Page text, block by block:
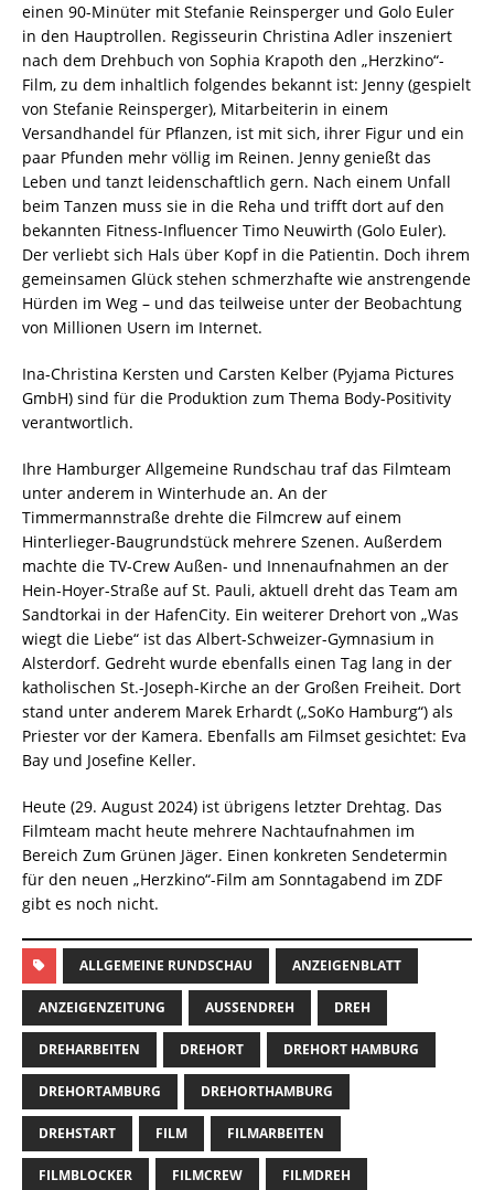
einen 90-Minüter mit Stefanie Reinsperger und Golo Euler
in den Hauptrollen. Regisseurin Christina Adler inszeniert
nach dem Drehbuch von Sophia Krapoth den „Herzkino“-
Film, zu dem inhaltlich folgendes bekannt ist: Jenny (gespielt
von Stefanie Reinsperger), Mitarbeiterin in einem
Versandhandel für Pflanzen, ist mit sich, ihrer Figur und ein
paar Pfunden mehr völlig im Reinen. Jenny genießt das
Leben und tanzt leidenschaftlich gern. Nach einem Unfall
beim Tanzen muss sie in die Reha und trifft dort auf den
bekannten Fitness-Influencer Timo Neuwirth (Golo Euler).
Der verliebt sich Hals über Kopf in die Patientin. Doch ihrem
gemeinsamen Glück stehen schmerzhafte wie anstrengende
Hürden im Weg – und das teilweise unter der Beobachtung
von Millionen Usern im Internet.
Ina-Christina Kersten und Carsten Kelber (Pyjama Pictures
GmbH) sind für die Produktion zum Thema Body-Positivity
verantwortlich.
Ihre Hamburger Allgemeine Rundschau traf das Filmteam
unter anderem in Winterhude an. An der
Timmermannstraße drehte die Filmcrew auf einem
Hinterlieger-Baugrundstück mehrere Szenen. Außerdem
machte die TV-Crew Außen- und Innenaufnahmen an der
Hein-Hoyer-Straße auf St. Pauli, aktuell dreht das Team am
Sandtorkai in der HafenCity. Ein weiterer Drehort von „Was
wiegt die Liebe“ ist das Albert-Schweizer-Gymnasium in
Alsterdorf. Gedreht wurde ebenfalls einen Tag lang in der
katholischen St.-Joseph-Kirche an der Großen Freiheit. Dort
stand unter anderem Marek Erhardt („SoKo Hamburg“) als
Priester vor der Kamera. Ebenfalls am Filmset gesichtet: Eva
Bay und Josefine Keller.
Heute (29. August 2024) ist übrigens letzter Drehtag. Das
Filmteam macht heute mehrere Nachtaufnahmen im
Bereich Zum Grünen Jäger. Einen konkreten Sendetermin
für den neuen „Herzkino“-Film am Sonntagabend im ZDF
gibt es noch nicht.
ALLGEMEINE RUNDSCHAU ANZEIGENBLATT
ANZEIGENZEITUNG AUSSENDREH DREH
DREHARBEITEN DREHORT DREHORT HAMBURG
DREHORTAMBURG DREHORTHAMBURG
DREHSTART FILM FILMARBEITEN
FILMBLOCKER FILMCREW FILMDREH